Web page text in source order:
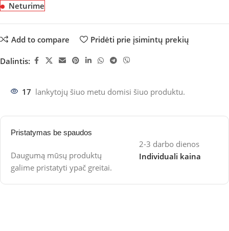
Neturime
Add to compare Pridėti prie įsimintų prekių
Dalintis:
17 lankytojų šiuo metu domisi šiuo produktu.
Pristatymas be spaudos
Daugumą mūsų produktų
galime pristatyti ypač greitai.
2-3 darbo dienos
Individuali kaina